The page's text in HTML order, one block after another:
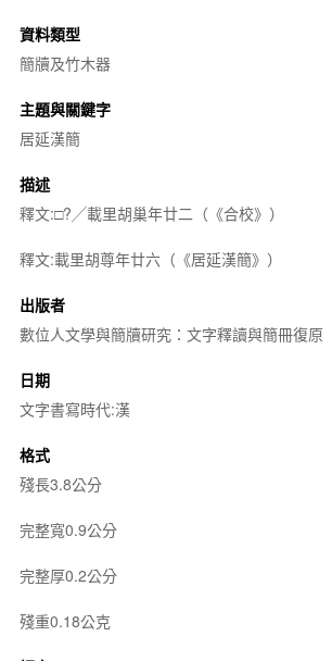
資料類型
簡牘及竹木器
主題與關鍵字
居延漢簡
描述
釋文:□?╱載里胡巢年廿二（《合校》）
釋文:載里胡尊年廿六（《居延漢簡》）
出版者
數位人文學與簡牘研究：文字釋讀與簡冊復原
日期
文字書寫時代:漢
格式
殘長3.8公分
完整寬0.9公分
完整厚0.2公分
殘重0.18公克